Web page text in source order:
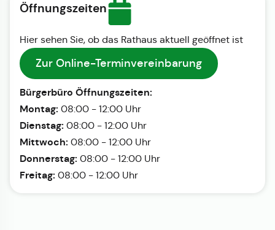
Öffnungszeiten
Hier sehen Sie, ob das Rathaus aktuell geöffnet ist
Zur Online-Terminvereinbarung
Bürgerbüro Öffnungszeiten:
Montag: 08:00 - 12:00 Uhr
Dienstag: 08:00 - 12:00 Uhr
Mittwoch: 08:00 - 12:00 Uhr
Donnerstag: 08:00 - 12:00 Uhr
Freitag: 08:00 - 12:00 Uhr